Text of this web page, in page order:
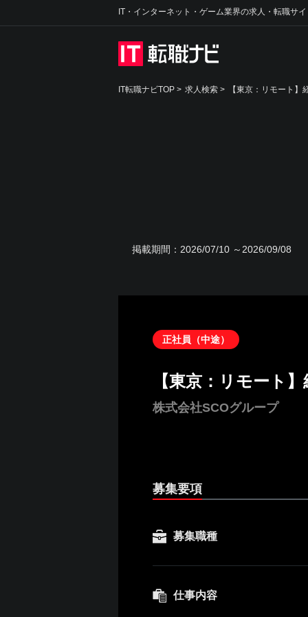
IT・インターネット・ゲーム業界の求人・転職サ
IT転職ナビTOP > 求人検索 > 【東京：リモート
掲載期間： 2026/07/10 ～2026/09/08
正社員（中途）
【東京：リモート
株式会社SCOグループ
募集要項
募集職種
仕事内容